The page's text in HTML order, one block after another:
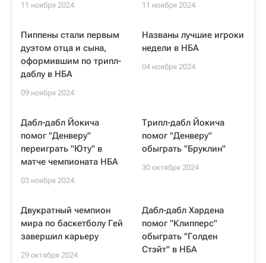
11 ноября 2024 11 ноября 2024
Пиппены стали первым
дуэтом отца и сына,
оформившим по трипл-
даблу в НБА
09 ноября 2024
Названы лучшие игроки
недели в НБА
04 ноября 2024
Дабл-дабл Йокича
помог "Денверу"
переиграть "Юту" в
матче чемпионата НБА
03 ноября 2024
Трипл-дабл Йокича
помог "Денверу"
обыграть "Бруклин"
30 октября 2024
Двукратный чемпион
мира по баскетболу Гей
завершил карьеру
29 октября 2024
Дабл-дабл Хардена
помог "Клипперс"
обыграть "Голден
Стэйт" в НБА